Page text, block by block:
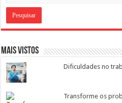
Mais vistos
Dificuldades no
Transforme os